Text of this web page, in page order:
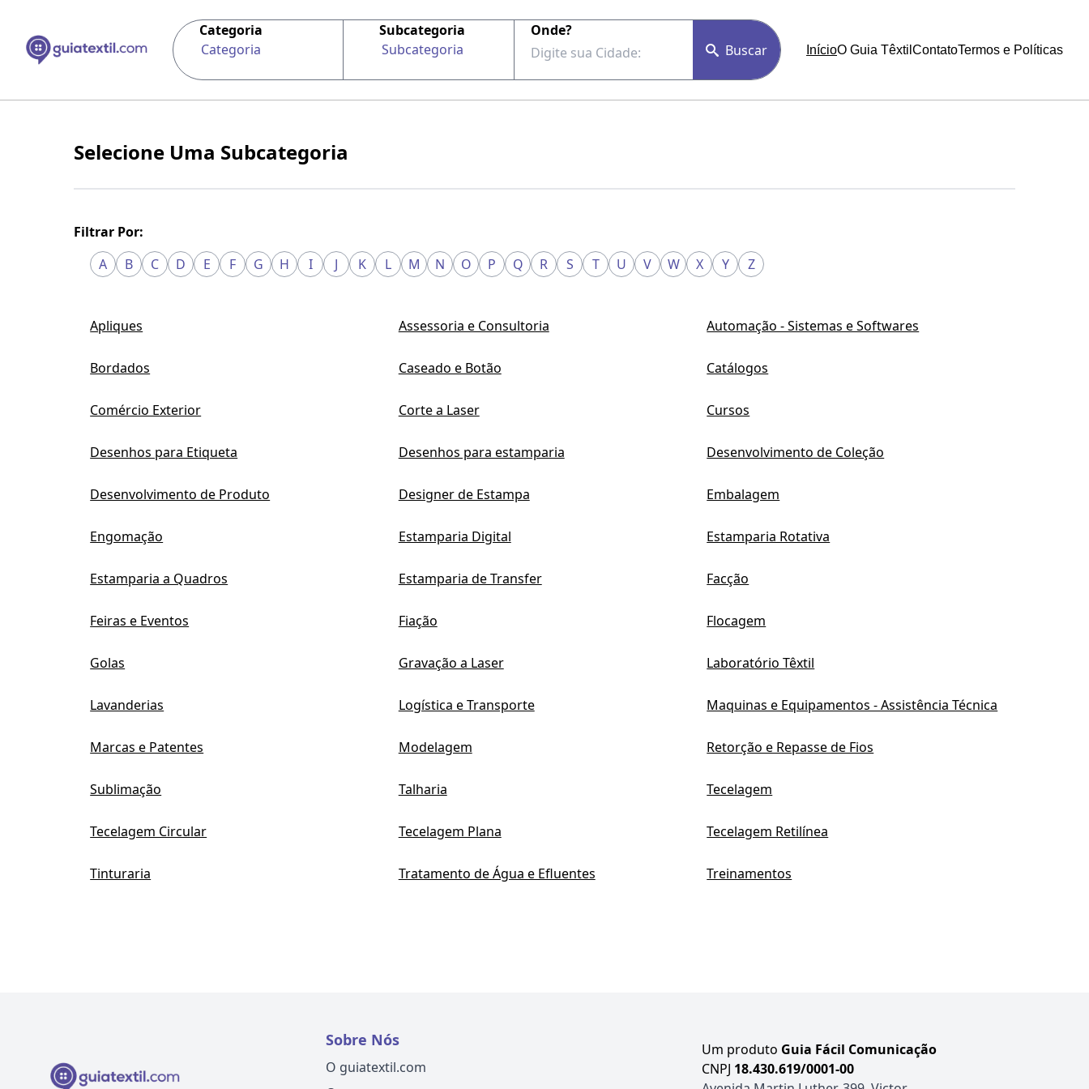
Categoria
Categoria
Subcategoria
Subcategoria
Onde?
Buscar
InícioO Guia Têxtil ContatoTermos e Políticas
Selecione Uma Subcategoria
Filtrar Por:
A
B C D E F G H I J K L M N O P Q R S T U V W X Y Z
Apliques Assessoria e Consultoria Automação - Sistemas e Softwares
Bordados Caseado e Botão Catálogos
Comércio Exterior Corte a Laser Cursos
Desenhos para Etiqueta Desenhos para estamparia Desenvolvimento de Coleção
Desenvolvimento de Produto Designer de Estampa Embalagem
Engomação Estamparia Digital Estamparia Rotativa
Estamparia a Quadros Estamparia de Transfer Facção
Feiras e Eventos Fiação Flocagem
Golas Gravação a Laser Laboratório Têxtil
Lavanderias Logística e Transporte Maquinas e Equipamentos - Assistência Técnica
Marcas e Patentes Modelagem Retorção e Repasse de Fios
Sublimação Talharia Tecelagem
Tecelagem Circular Tecelagem Plana Tecelagem Retilínea
Tinturaria Tratamento de Água e Efluentes Treinamentos
Sobre Nós
O guiatextil.com
Um produto Guia Fácil Comunicação
CNPJ 18.430.619/0001-00